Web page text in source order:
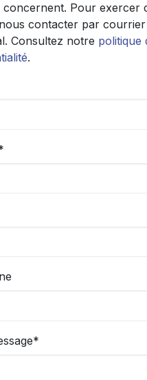
concernent. Pour exercer
contacter par
Consultez notre politique
.